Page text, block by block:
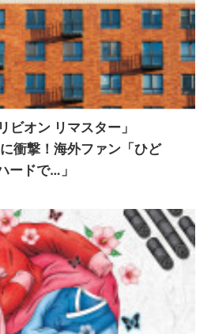
ビオン リマスター」
衝撃！海外ファン「ひど
ードで…」